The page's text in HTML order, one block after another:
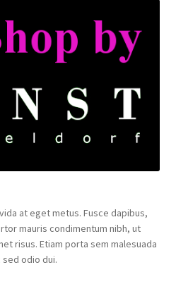
at eget metus. Fusce dapibus,
mauris condimentum nibh, ut
risus. Etiam porta sem malesuada
sed odio dui.